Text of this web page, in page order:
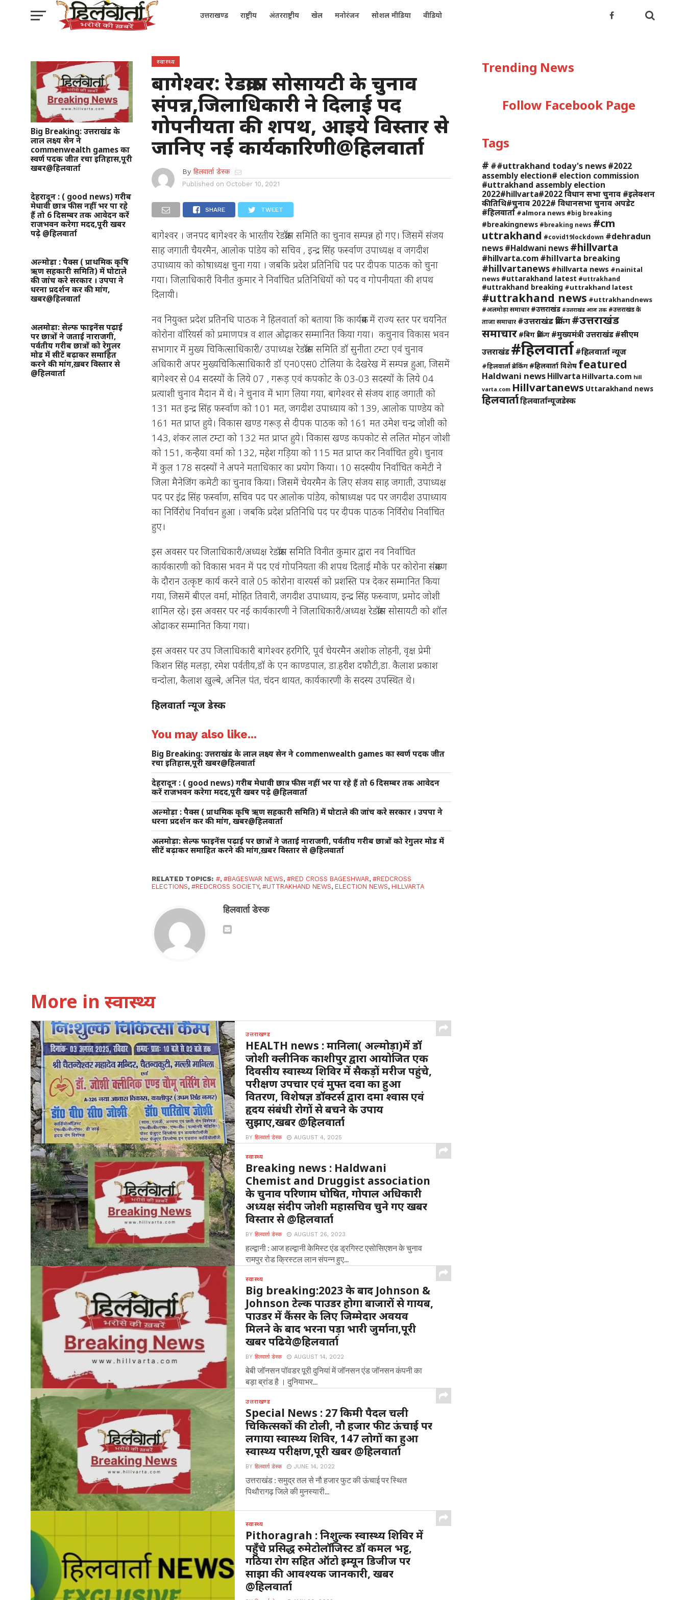
उत्तराखण्ड राष्ट्रीय अंतरराष्ट्रीय खेल मनोरंजन सोशल मीडिया वीडियो
Big Breaking: उत्तराखंड के
लाल लक्ष्य सेन ने
commenwealth games का
स्वर्ण पदक जीत रचा इतिहास,पूरी
खबर@हिलवार्ता
देहरादून : ( good news) गरीब
मेधावी छात्र फीस नहीं भर पा रहे
हैं तो 6 दिसम्बर तक आवेदन करें
राजभवन करेगा मदद,पूरी खबर
पढ़े @हिलवार्ता
अल्मोड़ा : पैक्स ( प्राथमिक कृषि
ऋण सहकारी समिति) में घोटाले
की जांच करे सरकार । उपपा ने
धरना प्रदर्शन कर की मांग,
खबर@हिलवार्ता
अलमोड़ा: सेल्फ फाइनेंस पढ़ाई
पर छात्रों ने जताई नाराजगी,
पर्वतीय गरीब छात्रों को रेगुलर
मोड में सीटें बढ़ाकर समाहित
करने की मांग,ख़बर विस्तार से
@हिलवार्ता
स्वास्थ्य
बागेश्वर: रेडक्रास सोसायटी के चुनाव
संपन्न,जिलाधिकारी ने दिलाई पद
गोपनीयता की शपथ, आइये विस्तार से
जानिए नई कार्यकारिणी@हिलवार्ता
By हिलवार्ता डेस्क
Published on October 10, 2021
SHARE TWEET
बागेश्वर । जनपद बागेश्वर के भारतीय रेडक्रॉस समिति का चुनाव सम्पन्न हो गए। जिसमें संजय
साह जगाती चैयरमैन, आलोक पांडेय को सचिव , इन्द्र सिंह फर्स्वाण उपाध्यक्ष व जगदीश
उपाध्याय को कोषाध्यक्ष चुना गया । जबकि प्रदेश प्रतिनिधि पद पर दीपक पाठक को चुना
गया। जिलाधिकारी विनीत कुमार ने निर्वाचित प्रतिनिधियों को पद व गोपनीयता की शपथ
दिलायी।
नव नियुक्त प्रदेश प्रतिनधि पाठक ने हिलवार्ता को बताया कि कार्यक्रम में राज्य स्तर पर चयनित
कोरोना वॉरियर्स को प्रमाणपत्र व शाल ओढ़ाकर सम्मानित किया गया। कचुनाव विकास भवन
सभागार में मुख्य चिकित्साधिकारी/ उपाध्यक्ष रेडक्रॉस समिति डॉ सुनीता टम्टा एवं चुनाव
अधिकारी अपर मुख्यचिकित्साधिकारी डॉ एन0एस0 टोलिया के देखरेख में सम्पन्न हुआ, जिसमें
बागेश्वर से 04 सदस्यों के लिये 07 , गरूड़ एवं कपकोट के 03-03 सदस्यों के लिये 04
प्रत्याशी चुनाव मैदान में थे। ने चुनाव में भाग लिया गया, बागेश्वर से संजय शाह जगाती को
131 मत इन्द्र सिंह फर्स्वाण को 101 मत, जगदीश उपाध्याय को 139, आलोक पाण्डेय को
161 मत प्राप्त हुये। विकास खण्ड गरूड़ से दीपक पाठक को 161 मत उमेश चन्द्र जोशी को
143, शंकर लाल टम्टा को 132 मत प्राप्त हुये। विकास खण्ड कपकोट से ललित मोहन जोशी
को 151, कन्हैया वर्मा को 132, महेश गड़िया को 115 मत प्राप्त कर निर्वाचित हुये। चुनाव
में कुल 178 सदस्यों ने अपने मताधिकार का प्रयोग किया। 10 सदस्यीय निर्वाचित कमेटी ने
जिला मैनेजिंग कमेटी का चुनाव किया। जिसमें चेयरमैन के लिए संजय साह जगाती, उपाध्यक्ष
पद पर इंद्र सिंह फर्स्वाण, सचिव पद पर आलोक पांडेय, कोषाध्यक्ष पद पर जगदीश उपाध्याय
का निर्विरोध निर्वाचन हुआ । जबकि प्रदेश प्रतिनिधि पद पर दीपक पाठक निर्विरोध निर्वाचित
हुए।
इस अवसर पर जिलाधिकारी/अध्यक्ष रेडक्रॉस समिति विनीत कुमार द्वारा नव निर्वाचित
कार्यकारणी को विकास भवन में पद एवं गोपनियता की शपथ दिलाई मौके पर कोरोना संक्रमण
के दौरान उत्कृष्ट कार्य करने वाले 05 कोरोना वारयर्स को प्रशस्ति पत्र देकर सम्मानित किया
गया, जिसमें बीएल वर्मा, मोहित तिवारी, जगदीश उपाध्याय, इन्द्र सिंह फस्र्वाण, प्रमोद जोशी
शामिल रहे। इस अवसर पर नई कार्यकारणी ने जिलाधिकारी/अध्यक्ष रेडक्रॉस सोसायटी को शॉल
ओढाकर सम्मानित किया गया।
इस अवसर पर उप जिलाधिकारी बागेश्वर हरगिरि, पूर्व चेयरमैन अशोक लोहनी, वृक्ष प्रेमी
किशन सिंह मलड़ा, रमेश पर्वतीय,डॉ के एन काण्डपाल, डा.हरीश दफौटी,डा. कैलाश प्रकाश
चन्दोला, कैलाश खुल्बे, अनिल पंत, चंदन थायत, कार्यकारणी के सदस्य उपस्थित थे।
हिलवार्ता न्यूज डेस्क
You may also like...
Big Breaking: उत्तराखंड के लाल लक्ष्य सेन ने commenwealth games का स्वर्ण पदक जीत
रचा इतिहास,पूरी खबर@हिलवार्ता
देहरादून : ( good news) गरीब मेधावी छात्र फीस नहीं भर पा रहे हैं तो 6 दिसम्बर तक आवेदन
करें राजभवन करेगा मदद,पूरी खबर पढ़े @हिलवार्ता
अल्मोड़ा : पैक्स ( प्राथमिक कृषि ऋण सहकारी समिति) में घोटाले की जांच करे सरकार । उपपा ने
धरना प्रदर्शन कर की मांग, खबर@हिलवार्ता
अलमोड़ा: सेल्फ फाइनेंस पढ़ाई पर छात्रों ने जताई नाराजगी, पर्वतीय गरीब छात्रों को रेगुलर मोड में
सीटें बढ़ाकर समाहित करने की मांग,ख़बर विस्तार से @हिलवार्ता
RELATED TOPICS: #,#BAGESWAR NEWS,#RED CROSS BAGESHWAR,#REDCROSS
ELECTIONS,#REDCROSS SOCIETY,#UTTRAKHAND NEWS, ELECTION NEWS, HILLVARTA
हिलवार्ता डेस्क
More in स्वास्थ्य
उत्तराखण्ड
HEALTH news : मानिला( अल्मोड़ा)में डॉ
जोशी क्लीनिक काशीपुर द्वारा आयोजित एक
दिवसीय स्वास्थ्य शिविर में सैकड़ों मरीज पहुंचे,
परीक्षण उपचार एवं मुफ्त दवा का हुआ
वितरण, विशेषज्ञ डॉक्टर्स द्वारा दमा श्वास एवं
हृदय संबंधी रोगों से बचने के उपाय
सुझाए,खबर @हिलवार्ता
BYहिलवार्ता डेस्क AUGUST 4, 2025
अगस्त 2025 रविवार ,चौमू नर्सिंग...
स्वास्थ्य
Breaking news : Haldwani
Chemist and Druggist association
के चुनाव परिणाम घोषित, गोपाल अधिकारी
अध्यक्ष संदीप जोशी महासचिव चुने गए खबर
विस्तार से @हिलवार्ता
BYहिलवार्ता डेस्क AUGUST 26, 2023
हल्द्वानी : आज हल्द्वानी केमिस्ट एंड ड्रगिस्ट एसोसिएशन के चुनाव
रामपुर रोड क्रिस्टल लान संपन्न हुए...
स्वास्थ्य
Big breaking:2023 के बाद Johnson &
Johnson टेल्क पाउडर होगा बाजारों से गायब,
पाउडर में कैंसर के लिए जिम्मेदार अवयव
मिलने के बाद भरना पड़ा भारी जुर्माना,पूरी
खबर पढिये@हिलवार्ता
BYहिलवार्ता डेस्क AUGUST 14, 2022
बेबी जॉनसन पॉवडर पूरी दुनियां में जॉनसन एंड जॉनसन कंपनी का
बड़ा ब्रांड है । दुनियाभर...
उत्तराखण्ड
Special News : 27 किमी पैदल चली
चिकित्सकों की टोली, नौ हजार फीट ऊंचाई पर
लगाया स्वास्थ्य शिविर, 147 लोगों का हुआ
स्वास्थ्य परीक्षण,पूरी खबर @हिलवार्ता
BYहिलवार्ता डेस्क JUNE 14, 2022
उत्तराखंड : समुद्र तल से नौ हजार फुट की ऊंचाई पर स्थित
पिथौरागढ़ जिले की मुनस्यारी...
स्वास्थ्य
Pithoragrah : निशुल्क स्वास्थ्य शिविर में
पहुँचे प्रसिद्ध रुमेटोलॉजिस्ट डॉ कमल भट्ट,
गठिया रोग सहित ऑटो इम्यून डिजीज पर
साझा की आवश्यक जानकारी, खबर
@हिलवार्ता
Trending News
Follow Facebook Page
Tags
# ##uttrakhand today's news #2022
assembly election# election commission
#uttrakhand assembly election
2022#hillvarta#2022 विधान सभा चुनाव #इलेक्शन
की तिथि#चुनाव 2022# विधानसभा चुनाव अपडेट
#हिलवार्ता #almora news #big breaking
#breakingnews #breaking news #cm
uttrakhand #covid19lockdown #dehradun
news #Haldwani news #hillvarta
#hillvarta.com #hillvarta breaking
#hillvartanews #hillvarta news #nainital
news #uttarakhand latest #uttrakhand
#uttrakhand breaking #uttrakhand latest
#uttrakhand news #uttrakhandnews
#अलमोड़ा समाचार #उत्तराखंड #उत्तराखंड आज तक #उत्तराखंड के
ताजा समाचार #उत्तराखंड ब्रेकिंग#उत्तराखंड
समाचार #बिग ब्रेकिंग #मुख्यमंत्री उत्तराखंड #सीएम
उत्तराखंड #हिलवार्ता#हिलवार्ता न्यूज
#हिलवार्ता ब्रेकिंग #हिलवार्ता विशेष featured
Haldwani news Hillvarta Hillvarta.com hill
varta.com Hillvartanews Uttarakhand news
हिलवार्ताहिलवार्तान्यूजडेस्क